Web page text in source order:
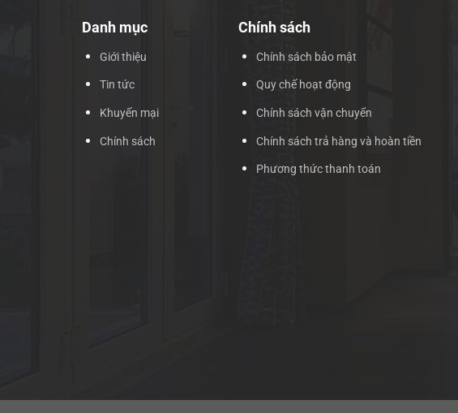
Danh mục
Giới thiệu
Tin tức
Khuyến mại
Chính sách
Chính sách
Chính sách bảo mật
Quy chế hoạt động
Chính sách vận chuyển
Chính sách trả hàng và hoàn tiền
Phương thức thanh toán